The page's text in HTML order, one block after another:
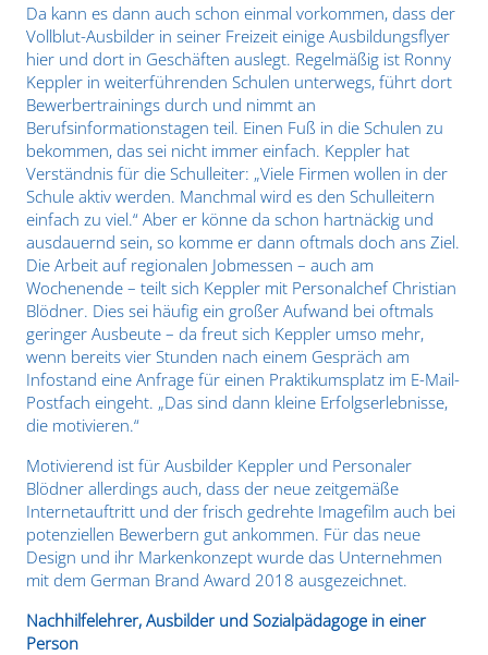
Da kann es dann auch schon einmal vorkommen, dass der
Vollblut-Ausbilder in seiner Freizeit einige Ausbildungsflyer
hier und dort in Geschäften auslegt. Regelmäßig ist Ronny
Keppler in weiterführenden Schulen unterwegs, führt dort
Bewerbertrainings durch und nimmt an
Berufsinformationstagen teil. Einen Fuß in die Schulen zu
bekommen, das sei nicht immer einfach. Keppler hat
Verständnis für die Schulleiter: „Viele Firmen wollen in der
Schule aktiv werden. Manchmal wird es den Schulleitern
einfach zu viel.“ Aber er könne da schon hartnäckig und
ausdauernd sein, so komme er dann oftmals doch ans Ziel.
Die Arbeit auf regionalen Jobmessen – auch am
Wochenende – teilt sich Keppler mit Personalchef Christian
Blödner. Dies sei häufig ein großer Aufwand bei oftmals
geringer Ausbeute – da freut sich Keppler umso mehr,
wenn bereits vier Stunden nach einem Gespräch am
Infostand eine Anfrage für einen Praktikumsplatz im E-Mail-
Postfach eingeht. „Das sind dann kleine Erfolgserlebnisse,
die motivieren.“
Motivierend ist für Ausbilder Keppler und Personaler
Blödner allerdings auch, dass der neue zeitge​mäße
Internetauftritt und der frisch gedrehte Imagefilm auch bei
potenziellen Bewerbern gut ankommen. Für das neue
Design und ihr Markenkonzept wurde das Unternehmen
mit dem German Brand Award 2018 ausgezeichnet.
Nachhilfelehrer, Ausbilder und Sozialpädagoge in einer
Person